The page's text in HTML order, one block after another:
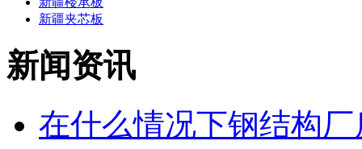
新疆夹芯板
新闻资讯
在什么情况下钢结构厂